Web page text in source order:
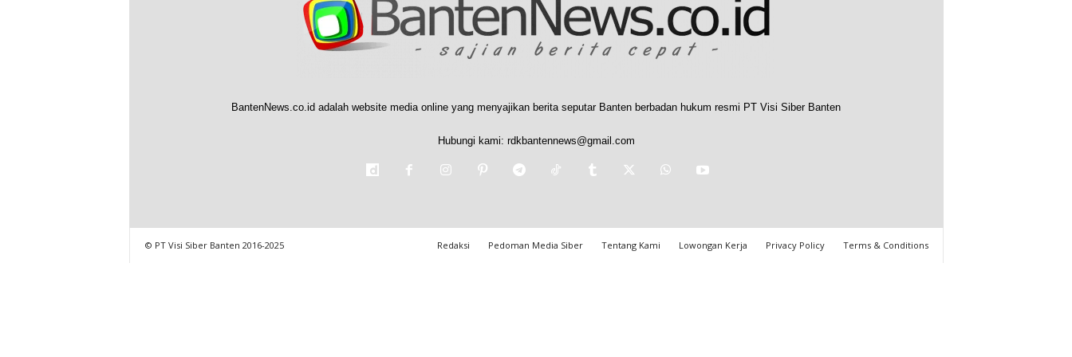
BantenNews.co.id adalah website media online yang menyajikan berita seputar Banten berbadan hukum resmi PT Visi Siber Banten
Hubungi kami: rdkbantennews@gmail.com
Redaksi Pedoman Media Siber Tentang Kami Lowongan Kerja Privacy Policy Terms & Conditions
© PT Visi Siber Banten 2016-2025